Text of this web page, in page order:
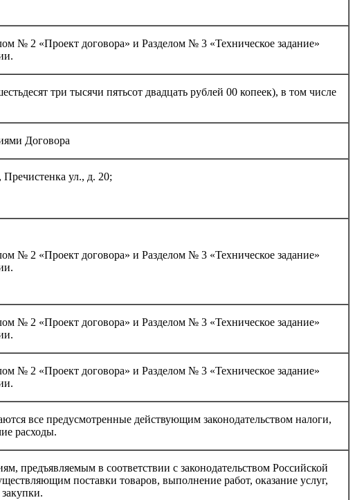
№ 2 «Проект договора» и Разделом № 3 «Техническое задание»
три тысячи пятьсот двадцать рублей 00 копеек), в том числе
Договора
ул., д. 20;
№ 2 «Проект договора» и Разделом № 3 «Техническое задание»
№ 2 «Проект договора» и Разделом № 3 «Техническое задание»
№ 2 «Проект договора» и Разделом № 3 «Техническое задание»
все предусмотренные действующим законодательством налоги,
расходы.
предъявляемым в соответствии с законодательством Российской
поставки товаров, выполнение работ, оказание услуг,